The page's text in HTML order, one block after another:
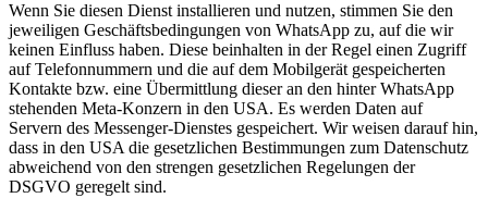
Wenn Sie diesen Dienst installieren und nutzen, stimmen Sie den
jeweiligen Geschäftsbedingungen von WhatsApp zu, auf die wir
keinen Einfluss haben. Diese beinhalten in der Regel einen Zugriff
auf Telefonnummern und die auf dem Mobilgerät gespeicherten
Kontakte bzw. eine Übermittlung dieser an den hinter WhatsApp
stehenden Meta-Konzern in den USA. Es werden Daten auf
Servern des Messenger-Dienstes gespeichert. Wir weisen darauf hin,
dass in den USA die gesetzlichen Bestimmungen zum Datenschutz
abweichend von den strengen gesetzlichen Regelungen der
DSGVO geregelt sind.